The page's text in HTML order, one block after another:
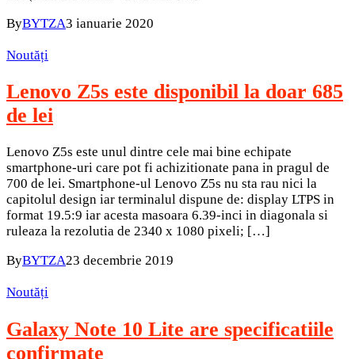
ByBYTZA3 ianuarie 2020
Noutăți
Lenovo Z5s este disponibil la doar 685
de lei
Lenovo Z5s este unul dintre cele mai bine echipate
smartphone-uri care pot fi achizitionate pana in pragul de
700 de lei. Smartphone-ul Lenovo Z5s nu sta rau nici la
capitolul design iar terminalul dispune de: display LTPS in
format 19.5:9 iar acesta masoara 6.39-inci in diagonala si
ruleaza la rezolutia de 2340 x 1080 pixeli; […]
ByBYTZA23 decembrie 2019
Noutăți
Galaxy Note 10 Lite are specificatiile
confirmate